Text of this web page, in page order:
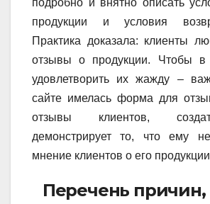
подробно и внятно описать
продукции и условия
Практика доказала: клиенты
отзывы о продукции. Чтобы в
удовлетворить их жажду –
сайте имелась форма для
отзывы клиентов,
демонстрирует то, что ему
мнение клиентов о его
Перечень